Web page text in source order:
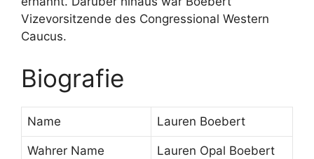
Vizevorsitzende des Congressional Western
Caucus.
Biografie
Name Lauren Boebert
Wahrer Name Lauren Opal Boebert